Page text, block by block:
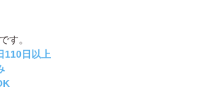
す。
110日以上